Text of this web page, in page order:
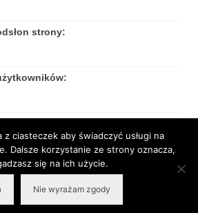
strony:
WP
z ciasteczek aby świadczyć usługi na
Dalsze korzystanie ze strony oznacza,
się na ich użycie.
Nie wyrażam zgody